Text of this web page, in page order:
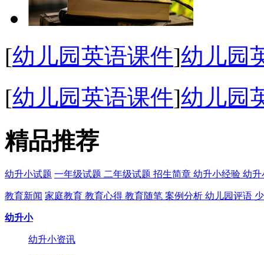
[幼儿园英语课件]幼儿园
[幼儿园英语课件]幼儿园
精品推荐
幼升小试题 一年级试题 二年级试题 招生简章 幼升小经验 幼升
教育新闻 家庭教育 教育心得 教育随笔 案例分析 幼儿园评语
幼升小
幼升小资讯